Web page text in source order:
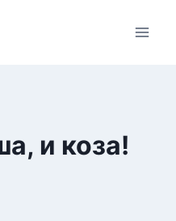
и коза!